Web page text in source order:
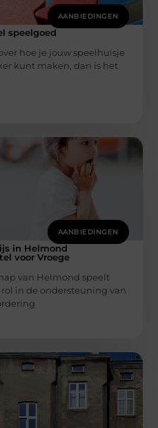
AANBIEDINGEN
speelgoed
hoe je jouw speelhuisje
kunt maken, dan is het
AANBIEDINGEN
in Helmond
voor Vroege
van Helmond speelt
in de ondersteuning van